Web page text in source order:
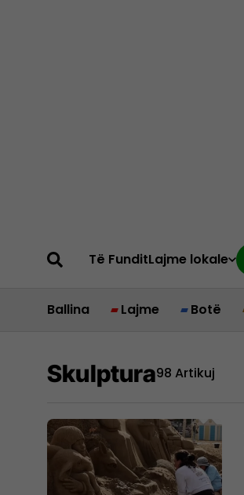
Të FunditLajme lokale
Ballina Lajme Botë
Skulptura98 Artikuj